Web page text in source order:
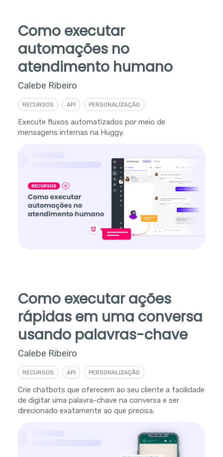
Como executar
automações no
atendimento humano
Calebe Ribeiro
RECURSOS API PERSONALIZAÇÃO
Execute fluxos automatizados por meio de
mensagens internas na Huggy.
Como executar ações
rápidas em uma conversa
usando palavras-chave
Calebe Ribeiro
RECURSOS API PERSONALIZAÇÃO
Crie chatbots que oferecem ao seu cliente a facilidade
de digitar uma palavra-chave na conversa e ser
direcionado exatamente ao que precisa.